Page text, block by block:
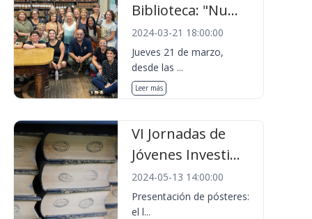
Biblioteca: "Nu...
2024-03-21 18:00:00
Jueves 21 de marzo,
desde las ...
Leer más
VI Jornadas de
Jóvenes Investi...
2024-05-13 14:00:00
Presentación de pósteres:
el l...